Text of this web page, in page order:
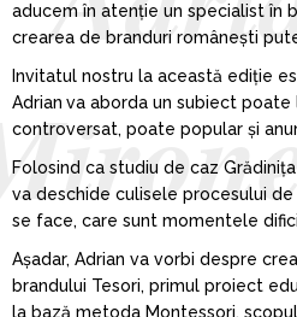
aducem în atenție un specialist în
crearea de branduri românești
Invitatul nostru la această ediție
Adrian va aborda un subiect poate
controversat, poate popular și
Folosind ca studiu de caz
va deschide culisele procesului
se face, care sunt momentele
Așadar, Adrian va vorbi despre
brandului Tesori, primul proiect
la bază metoda Montessori,